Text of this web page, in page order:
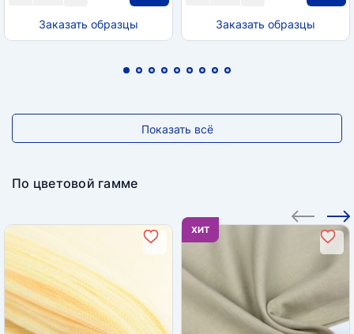
Заказать образцы Заказать образцы
Показать всё
По цветовой гамме
ХИТ